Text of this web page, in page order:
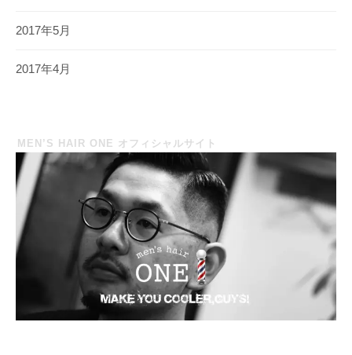
2017年5月
2017年4月
MEN’S HAIR ONE オフィシャルサイト